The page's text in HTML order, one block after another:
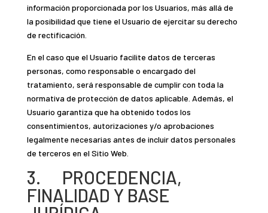
información proporcionada por los Usuarios, más allá de
la posibilidad que tiene el Usuario de ejercitar su derecho
de rectificación.
En el caso que el Usuario facilite datos de terceras
personas, como responsable o encargado del
tratamiento, será responsable de cumplir con toda la
normativa de protección de datos aplicable. Además, el
Usuario garantiza que ha obtenido todos los
consentimientos, autorizaciones y/o aprobaciones
legalmente necesarias antes de incluir datos personales
de terceros en el Sitio Web.
3. PROCEDENCIA,
FINALIDAD Y BASE